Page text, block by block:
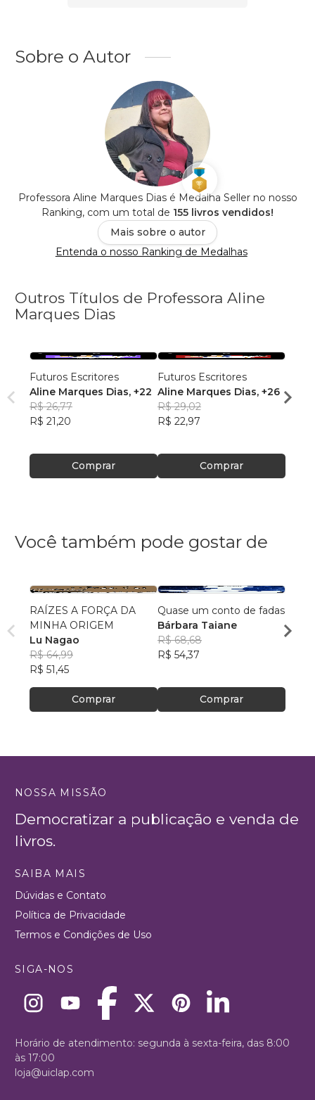
Sobre o Autor
Professora Aline Marques Dias é Medalha Seller no nosso
Ranking, com um total de 155 livros vendidos!
Mais sobre o autor
Entenda o nosso Ranking de Medalhas
Outros Títulos de Professora Aline
Marques Dias
Futuros Escritores
Aline Marques Dias, +22
R$ 26,77
R$ 21,20
Comprar
Futuros Escritores
Aline Marques Dias, +26
R$ 29,02
R$ 22,97
Comprar
Ana
R$
Você também pode gostar de
RAÍZES A FORÇA DA
MINHA ORIGEM
Lu Nagao
R$ 64,99
R$ 51,45
Comprar
Quase um conto de fadas
Bárbara Taiane
R$ 68,68
R$ 54,37
Comprar
R$
NOSSA MISSÃO
Democratizar a publicação e venda de
livros.
SAIBA MAIS
Dúvidas e Contato
Política de Privacidade
Termos e Condições de Uso
SIGA-NOS
Horário de atendimento: segunda à sexta-feira, das 8:00
às 17:00
loja@uiclap.com